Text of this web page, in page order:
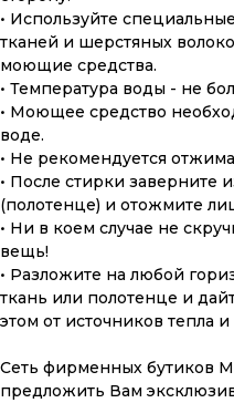
• Используйте
тканей и шерстяных
моющие средства.
• Температура воды - не
• Моющее средство
воде.
• Не рекомендуется
• После стирки заверните
(полотенце) и отожмите
• Ни в коем случае не
вещь!
• Разложите на любой
ткань или полотенце и
этом от источников тепла
Сеть фирменных бутиков
предложить Вам
Что может быть лучше
сделанного с любовью,
и рассчитанного на
КУПИТЬ КАРТУ